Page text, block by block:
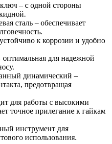
– с одной стороны
сталь – обеспечивает
к коррозии и удобно
для надежной
динамический –
предотвращая
для работы с высокими
точное прилегание к гайкам
инструмент для
использования.